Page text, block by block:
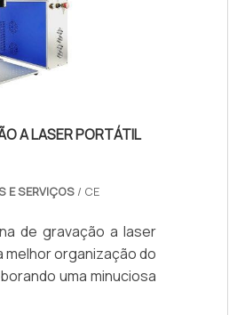
para isto atua
e qualidade, buscando
serviços....
A LASER PORTÁTIL
E SERVIÇOS / CE
de gravação a laser
melhor organização do
uma minuciosa